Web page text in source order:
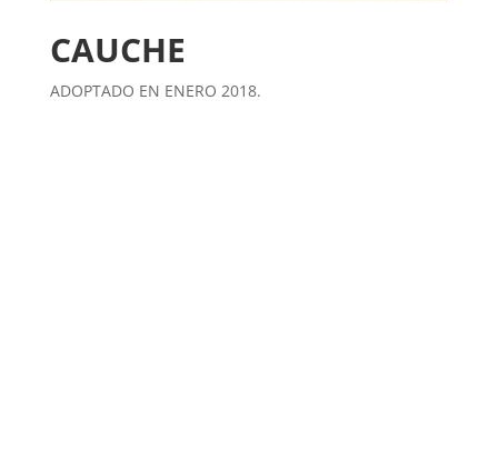
CAUCHE
ADOPTADO EN ENERO 2018.